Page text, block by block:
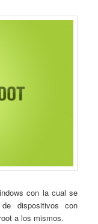
con la cual se
dispositivos con
a los mismos.